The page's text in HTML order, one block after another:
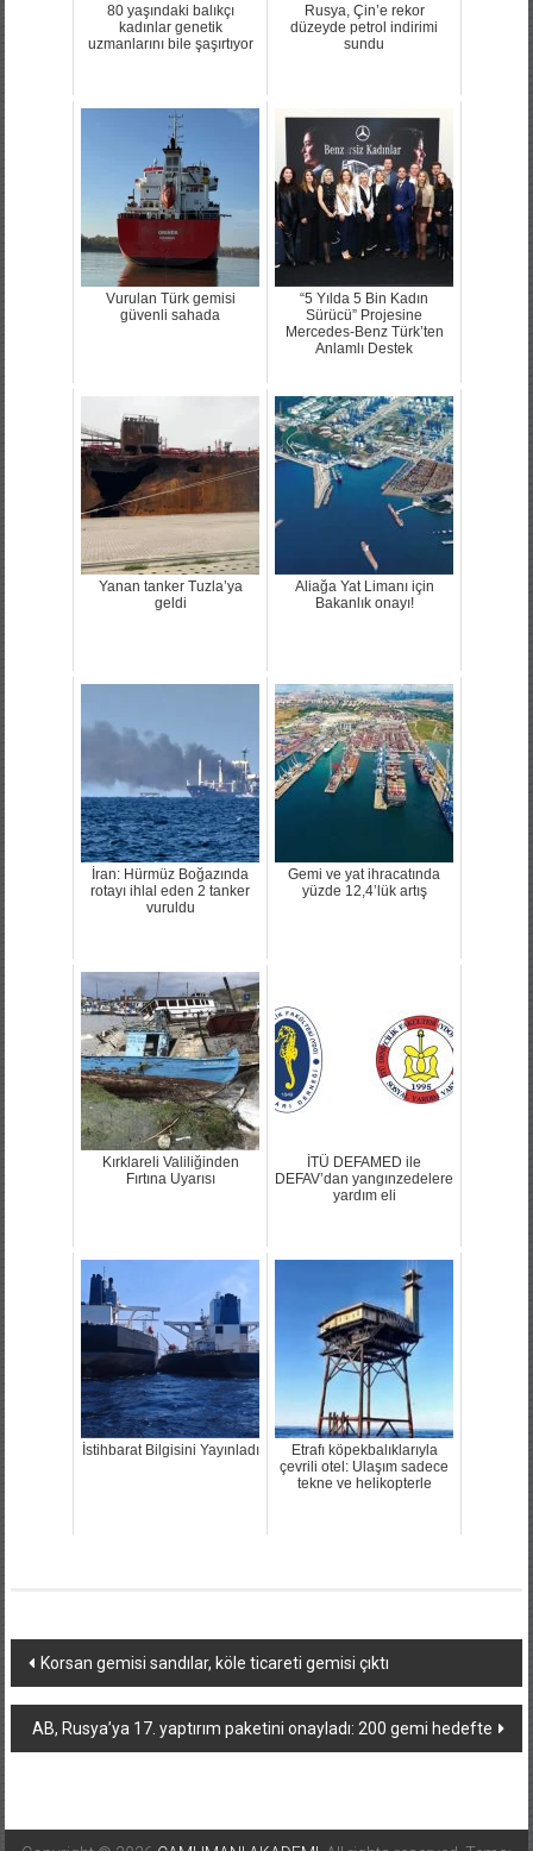
80 yaşındaki balıkçı
kadınlar genetik
uzmanlarını bile şaşırtıyor
Rusya, Çin’e rekor
düzeyde petrol indirimi
sundu
Vurulan Türk gemisi
güvenli sahada
“5 Yılda 5 Bin Kadın
Sürücü” Projesine
Mercedes-Benz Türk’ten
Anlamlı Destek
Yanan tanker Tuzla’ya
geldi
Aliağa Yat Limanı için
Bakanlık onayı!
İran: Hürmüz Boğazında
rotayı ihlal eden 2 tanker
vuruldu
Gemi ve yat ihracatında
yüzde 12,4’lük artış
Kırklareli Valiliğinden
Fırtına Uyarısı
İTÜ DEFAMED ile
DEFAV’dan yangınzedelere
yardım eli
İstihbarat Bilgisini Yayınladı
Etrafı köpekbalıklarıyla
çevrili otel: Ulaşım sadece
tekne ve helikopterle
Yazı
dolaşımı
Korsan gemisi sandılar, köle ticareti gemisi çıktı
AB, Rusya’ya 17. yaptırım paketini onayladı: 200 gemi hedefte